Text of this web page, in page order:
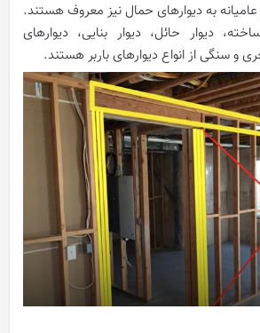
عامیانه به دیوار‌های حمال نیز معروف هستند.
دیوار حائل، دیوار بنایی، دیوار‌های
و سنگی از انواع دیوار‌های باربر هستند.